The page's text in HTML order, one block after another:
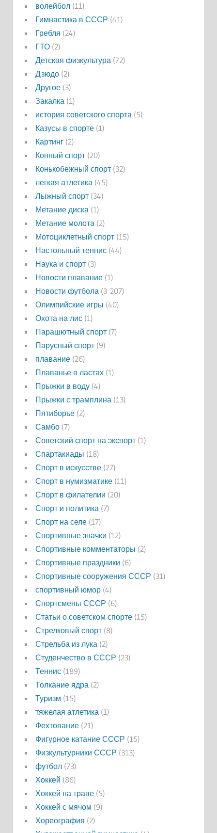
волейбол(11)
Гимнастика в СССР (41)
Гребля (24)
ГТО(2)
Детская физкультура (72)
Дзюдо(2)
Другое(3)
Закалка (1)
история советского спорта (5)
Казусы в спорте(1)
Картинг(2)
Конный спорт(20)
Конькобежный спорт(32)
легкая атлетика (45)
Лыжный спорт(34)
Метание диска (1)
Метание молота (2)
Мотоциклетный спорт(15)
Настольный теннис(44)
Наука и спорт(3)
Новости плавание(1)
Новости футбола (3 207)
Олимпийские игры (40)
Охота на лис(1)
Парашютный спорт(7)
Парусный спорт(9)
плавание(26)
Плаванье в ластах(1)
Прыжки в воду(4)
Прыжки с трамплина (13)
Пятиборье(2)
Самбо(7)
Советский спорт на экспорт(1)
Спартакиады (18)
Спорт в искусстве(27)
Спорт в нумизматике(11)
Спорт в филателии (20)
Спорт и политика (7)
Спорт на селе(17)
Спортивные значки (12)
Спортивные комментаторы (2)
Спортивные праздники (6)
Спортивные сооружения СССР (31)
спортивный юмор(4)
Спортсмены СССР (6)
Статьи о советском спорте(15)
Стрелковый спорт(8)
Стрельба из лука (2)
Студенчество в СССР (23)
Теннис(189)
Толкание ядра (2)
Туризм (15)
тяжелая атлетика (1)
Фехтование(21)
Фигурное катание СССР (15)
Физкультурники СССР (313)
футбол(73)
Хоккей (86)
Хоккей на траве(5)
Хоккей с мячом (9)
Хореография (2)